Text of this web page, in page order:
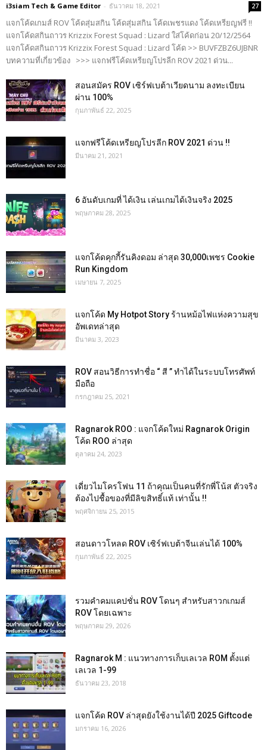
i3siam Tech & Game Editor - ธันวาคม 18, 2021 27
แจกโค้ดเกมส์ ROV โค้ดสุ่มสกิน โค้ดสุ่มสกิน โค้ดเพชรแดง โค้ดเหรียญฟรี !!
แจกโค้ดสกินถาวร Krizzix Forest Squad : Lizard ใส่โค้ดก่อน 20/12/2564
แจกโค้ดสกินถาวร Krizzix Forest Squad : Lizard โค้ด >> BUVFZBZ6UJBNR
บทความที่เกี่ยวข้อง >>> แจกฟรีโค้ดเหรียญโปรลีก ROV 2021 ด่วน...
สอนสมัคร ROV เซิร์ฟเบต้าเวียดนาม ลงทะเบียน
ผ่าน 100%
กุมภาพันธ์ 22, 2025
แจกฟรีโค้ดเหรียญโปรลีก ROV 2021 ด่วน !!
มีนาคม 21, 2021
6 อันดับเกมที่ ได้เงิน เล่นเกมได้เงินจริง 2025
พฤษภาคม 28, 2025
แจกโค้ดคุกกี้รันคิงดอม ล่าสุด 30,000เพชร Cookie
Run Kingdom
เมษายน 7, 2025
แจกโค้ด My Hotpot Story ร้านหม้อไฟแห่งความสุข
อัพเดทล่าสุด
มีนาคม 3, 2023
ROV สอนวิธีการทำชื่อ “ สี ” ทำได้ในระบบโทรศัพท์
มือถือ
กรกฎาคม 25, 2021
Ragnarok ROO : แจกโค้ดใหม่ Ragnarok Origin
โค้ด ROO ล่าสุด
ตุลาคม 24, 2023
เดี่ยวไมโครโฟน 11 ถ้าคุณเป็นคนที่รักพี่โน้ส ตัวจริง
ต้องไปชื้อของที่มีลิขสิทธิ์แท้ เท่านั้น !!
พฤศจิกายน 25, 2015
สอนดาวโหลด ROV เซิร์ฟเบต้าจีนเล่นได้ 100%
กุมภาพันธ์ 22, 2025
รวมคำคมแคปชั่น ROV โดนๆ สำหรับสาวกเกมส์
ROV โดยเฉพาะ
พฤษภาคม 29, 2026
Ragnarok M : แนวทางการเก็บเลเวล ROM ตั้งแต่
เลเวล 1-99
ธันวาคม 23, 2018
แจกโค้ด ROV ล่าสุดยังใช้งานได้ปี 2025 Giftcode
มกราคม 16, 2026